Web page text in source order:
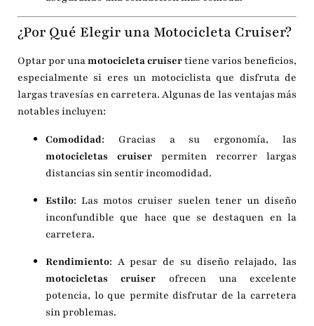
¿Por Qué Elegir una Motocicleta Cruiser?
Optar por unamotocicleta cruisertiene varios beneficios,
especialmente si eres un motociclista que disfruta de
largas travesías en carretera. Algunas de las ventajas más
notables incluyen:
Comodidad: Gracias a su ergonomía, las
motocicletas cruiser permiten recorrer largas
distancias sin sentir incomodidad.
Estilo: Las motos cruiser suelen tener un diseño
inconfundible que hace que se destaquen en la
carretera.
Rendimiento: A pesar de su diseño relajado, las
motocicletas cruiser ofrecen una excelente
potencia, lo que permite disfrutar de la carretera
sin problemas.